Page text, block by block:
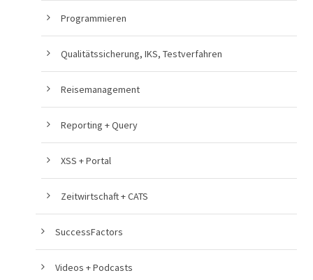
Programmieren
Qualitätssicherung, IKS, Testverfahren
Reisemanagement
Reporting + Query
XSS + Portal
Zeitwirtschaft + CATS
SuccessFactors
Videos + Podcasts